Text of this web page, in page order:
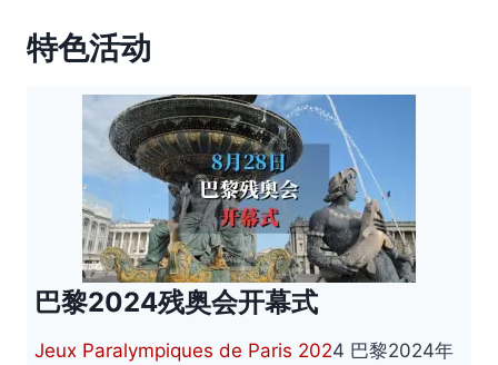
特色活动
巴黎2024残奥会开幕式
Jeux Paralympiques de Paris 2024 巴黎2024年